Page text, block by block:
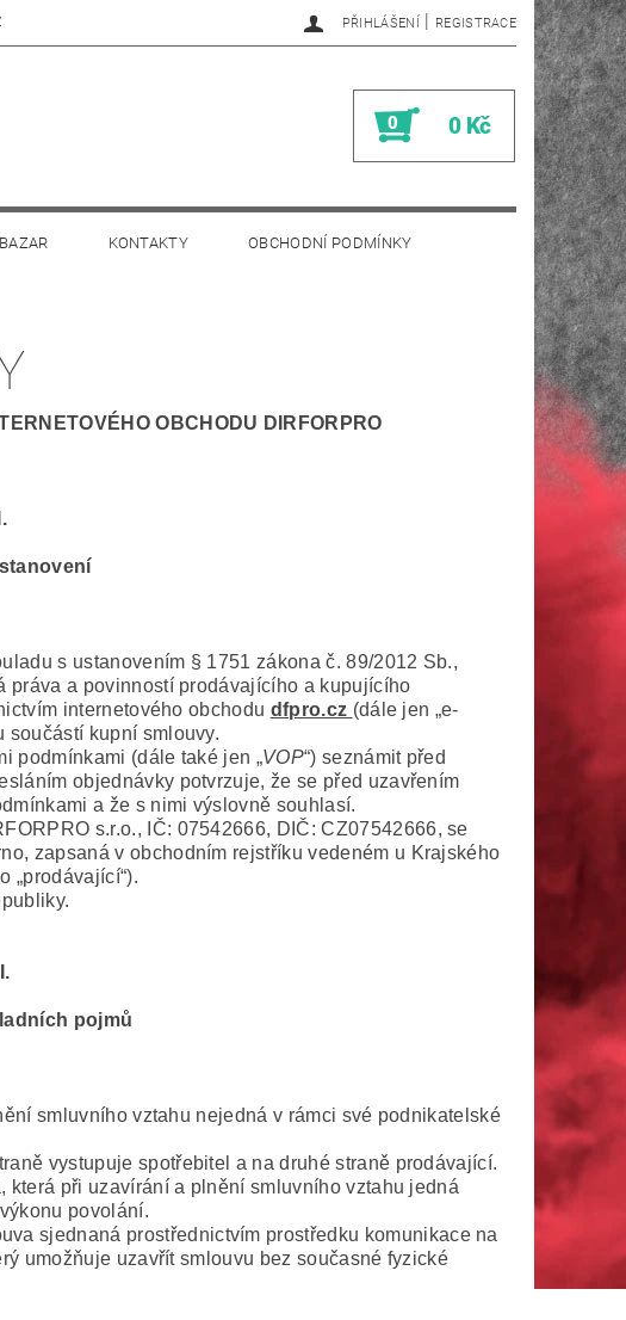
PŘIHLÁŠENÍ | REGISTRACE
0 0 Kč
BAZAR KONTAKTY OBCHODNÍ PODMÍNKY
OBCHODU DIRFORPRO
I.
s ustanovením § 1751 zákona č. 89/2012 Sb.,
práva a povinností prodávajícího a kupujícího
internetového obchodu dfpro.cz (dále jen „e-
součástí kupní smlouvy.
podmínkami (dále také jen „VOP“) seznámit před
objednávky potvrzuje, že se před uzavřením
a že s nimi výslovně souhlasí.
s.r.o., IČ: 07542666, DIČ: CZ07542666, se
zapsaná v obchodním rejstříku vedeném u Krajského
„prodávající“).
II.
pojmů
smluvního vztahu nejedná v rámci své podnikatelské
vystupuje spotřebitel a na druhé straně prodávající.
která při uzavírání a plnění smluvního vztahu jedná
povolání.
sjednaná prostřednictvím prostředku komunikace na
umožňuje uzavřít smlouvu bez současné fyzické